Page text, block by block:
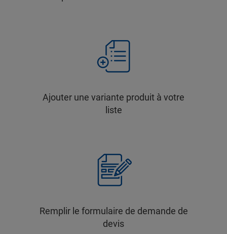
Ajouter une variante produit à votre
liste
Remplir le formulaire de demande de
devis